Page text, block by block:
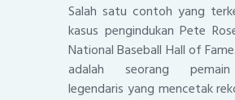
Salah satu contoh yang
kasus pengindukan Pete
National Baseball Hall of
adalah seorang
legendaris yang mencetak